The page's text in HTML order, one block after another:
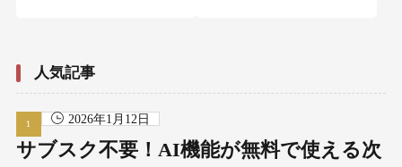
人気記事
2026年1月12日
サブスク不要！AI機能が無料で使える次